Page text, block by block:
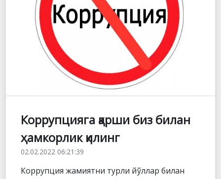
Коррупцияга қарши биз билан
ҳамкорлик қилинг
02.02.2022 06:21:39
Коррупция жамиятни турли йўллар билан